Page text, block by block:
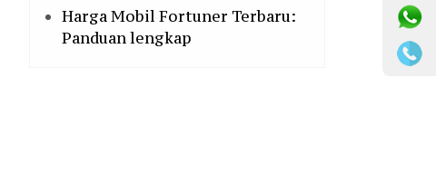
Harga Mobil Fortuner Terbaru:
Panduan lengkap